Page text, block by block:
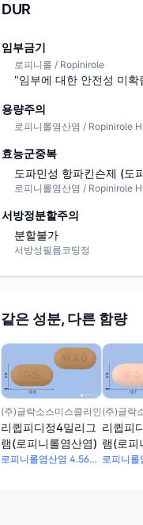
DUR
임부금기
로피니롤 / Ropinirole
"임부에 대한 안전성 미
용량주의
로피니롤염산염 / Ropinirole
효능군중복
도파민성 항파킨슨제 (도
로피니롤염산염 / Ropinirole
서방정분할주의
분할불가
서방성필름코팅정
같은 성분, 다른 함량
(주)글락소스미스클라인
리큅피디정4밀리그
램(로피니롤염산염)
로피니롤염산염 4.56mg
(주)글락
리큅피
램(로피
로피니